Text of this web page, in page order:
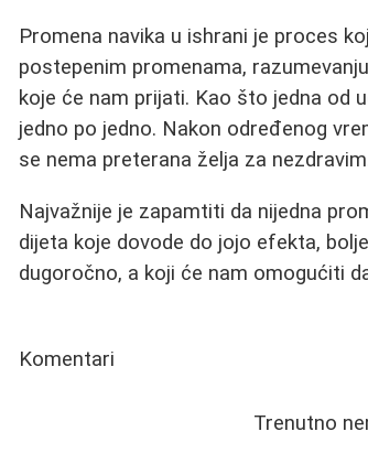
Promena navika u ishrani je proces
postepenim promenama,
koje će nam prijati. Kao što jedna od
jedno po jedno. Nakon određenog
se nema preterana želja za
Najvažnije je zapamtiti da nijedna
dijeta koje dovode do jojo efekta,
dugoročno, a koji će nam omogućiti
Komentari
Trenutno